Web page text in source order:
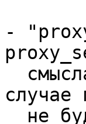
-
случае